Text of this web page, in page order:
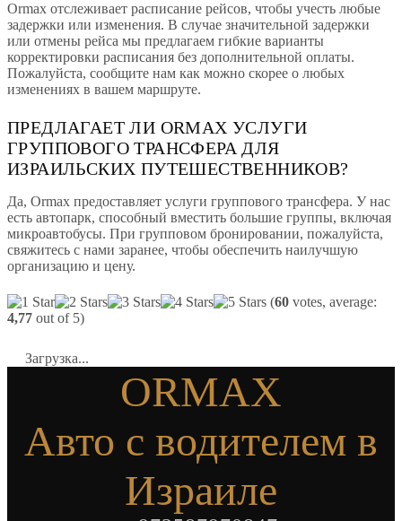
Ormax отслеживает расписание рейсов, чтобы учесть любые
задержки или изменения. В случае значительной задержки
или отмены рейса мы предлагаем гибкие варианты
корректировки расписания без дополнительной оплаты.
Пожалуйста, сообщите нам как можно скорее о любых
изменениях в вашем маршруте.
ПРЕДЛАГАЕТ ЛИ ORMAX УСЛУГИ
ГРУППОВОГО ТРАНСФЕРА ДЛЯ
ИЗРАИЛЬСКИХ ПУТЕШЕСТВЕННИКОВ?
Да, Ormax предоставляет услуги группового трансфера. У нас
есть автопарк, способный вместить большие группы, включая
микроавтобусы. При групповом бронировании, пожалуйста,
свяжитесь с нами заранее, чтобы обеспечить наилучшую
организацию и цену.
(60 votes, average:
4,77 out of 5)
Загрузка...
ORMAX
Авто с водителем в
Израиле